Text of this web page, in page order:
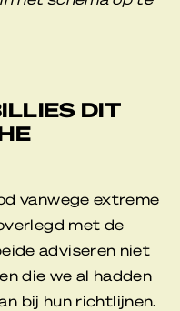
DIT
vanwege extreme
met de
adviseren niet
die we al hadden
bij hun richtlijnen.